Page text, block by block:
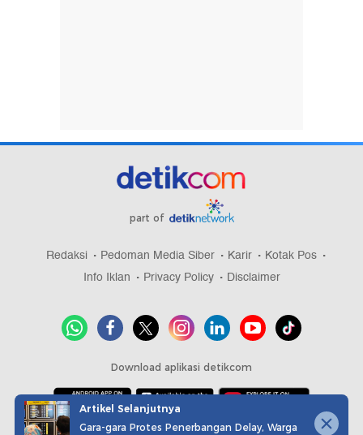
part of
Redaksi Pedoman Media Siber Karir
Kotak Pos
Info Iklan
Privacy Policy Disclaimer
Download aplikasi detikcom
Artikel Selanjutnya
Gara-gara Protes Penerbangan Delay, Warga